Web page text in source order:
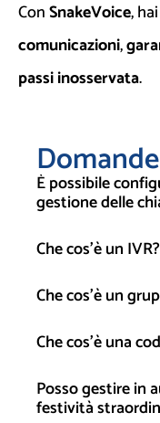
ConSnakeVoice,
comunicazioni,
passi inosservata.
È possibile
gestione delle
Che cos’è un IVR?
Che cos’è un
Che cos’è una
Posso gestire in
festività